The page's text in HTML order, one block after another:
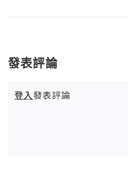
發表評論
登入發表評論